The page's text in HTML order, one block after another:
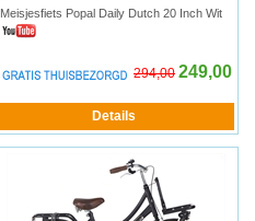
Meisjesfiets Popal Daily Dutch 20 Inch Wit
294,00 249,00